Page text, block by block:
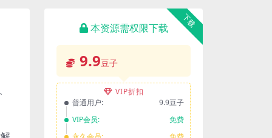
下载
本资源需权限下载
9.9豆子
VIP折扣
普通用户:
9.9豆子
VIP会员:
免费